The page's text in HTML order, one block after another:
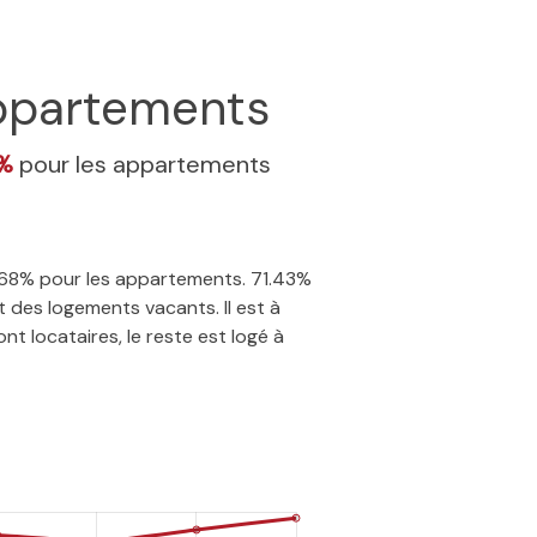
pour les appartements
pour les appartements. 71.43%
logements vacants. Il est à
locataires, le reste est logé à